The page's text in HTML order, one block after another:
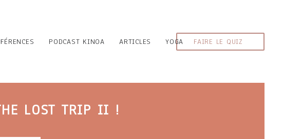
FAIRE LE QUIZ
PODCAST KINOA ARTICLES YOGA
LOST TRIP II !